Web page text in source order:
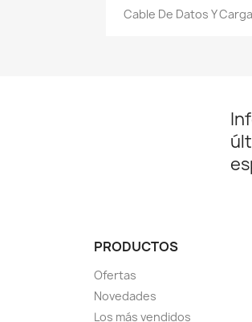
Vista rápida
Cable De Datos Y
PRODUCTOS
Ofertas
Novedades
Los más vendidos